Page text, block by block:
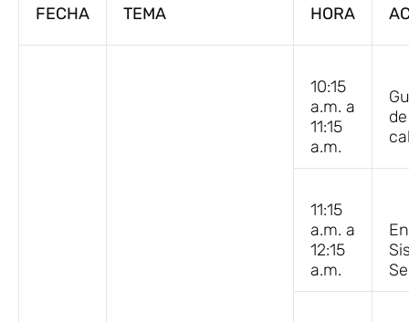
FECHA TEMA HORA
10:15
a.m. a
11:15
a.m.
11:15
a.m. a
12:15
a.m.